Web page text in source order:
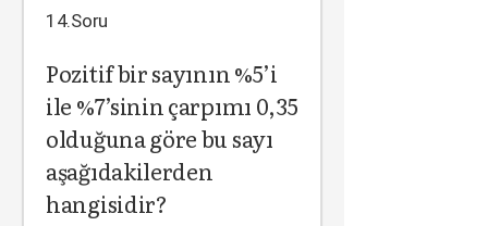
14.Soru
Pozitif bir sayının %5’i
ile %7’sinin çarpımı 0,35
olduğuna göre bu sayı
aşağıdakilerden
hangisidir?